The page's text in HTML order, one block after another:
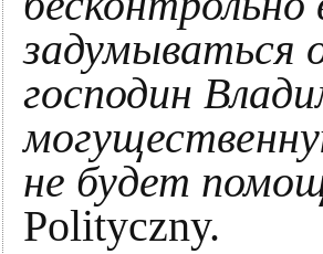
задумываться
господин
не будет
Polityczny.